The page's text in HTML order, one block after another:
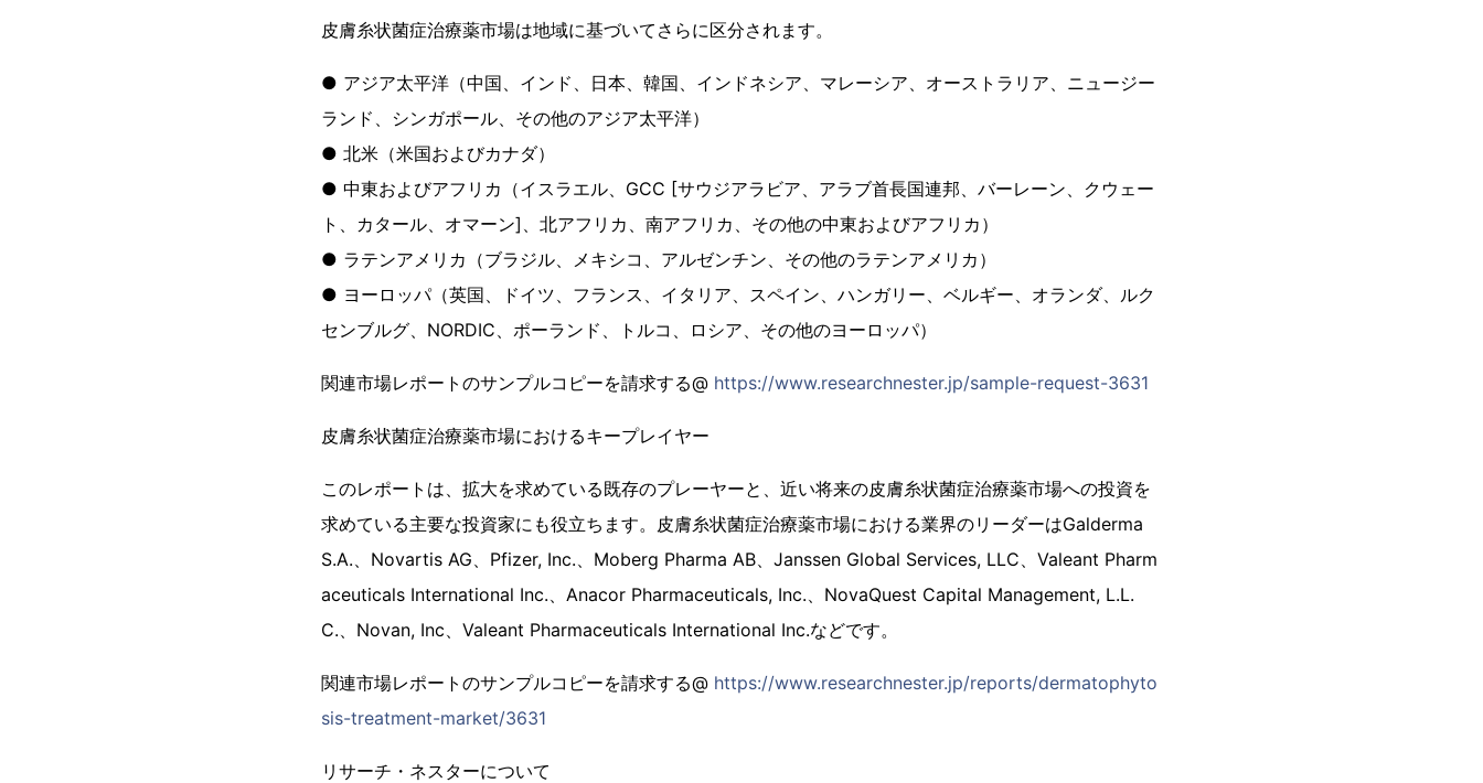
皮膚糸状菌症治療薬市場は地域に基づいてさらに区分されます。
● アジア太平洋（中国、インド、日本、韓国、インドネシア、マレーシア、オーストラリア、ニュージー
ランド、シンガポール、その他のアジア太平洋）
● 北米（米国およびカナダ）
● 中東およびアフリカ（イスラエル、GCC [サウジアラビア、アラブ首長国連邦、バーレーン、クウェー
ト、カタール、オマーン]、北アフリカ、南アフリカ、その他の中東およびアフリカ）
● ラテンアメリカ（ブラジル、メキシコ、アルゼンチン、その他のラテンアメリカ）
● ヨーロッパ（英国、ドイツ、フランス、イタリア、スペイン、ハンガリー、ベルギー、オランダ、ルク
センブルグ、NORDIC、ポーランド、トルコ、ロシア、その他のヨーロッパ）
関連市場レポートのサンプルコピーを請求する@ https://www.researchnester.jp/sample-request-3631
皮膚糸状菌症治療薬市場におけるキープレイヤー
このレポートは、拡大を求めている既存のプレーヤーと、近い将来の皮膚糸状菌症治療薬市場への投資を
求めている主要な投資家にも役立ちます。皮膚糸状菌症治療薬市場における業界のリーダーはGalderma
S.A.、Novartis AG、Pfizer, Inc.、Moberg Pharma AB、Janssen Global Services, LLC、Valeant Pharm
aceuticals International Inc.、Anacor Pharmaceuticals, Inc.、NovaQuest Capital Management, L.L.
C.、Novan, Inc、Valeant Pharmaceuticals International Inc.などです。
関連市場レポートのサンプルコピーを請求する@ https://www.researchnester.jp/reports/dermatophyto
sis-treatment-market/3631
リサーチ・ネスターについて